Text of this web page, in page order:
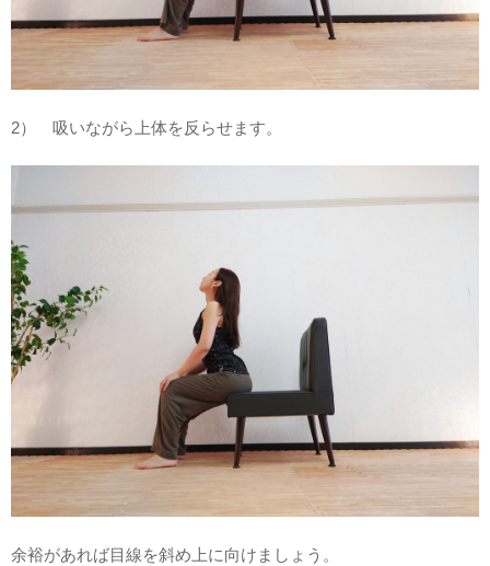
2） 吸いながら上体を反らせます。
余裕があれば目線を斜め上に向けましょう。